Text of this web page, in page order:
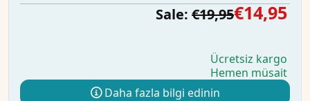
Sale: €19,95€14,95
Ücretsiz kargo
Hemen müsait
Daha fazla bilgi edinin